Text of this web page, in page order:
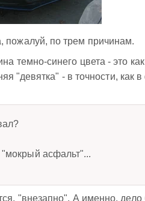
пожалуй, по трем причинам.
темно-синего цвета - это
"девятка" - в точности, как
асфальт"...
"внезапно". А именно, дело